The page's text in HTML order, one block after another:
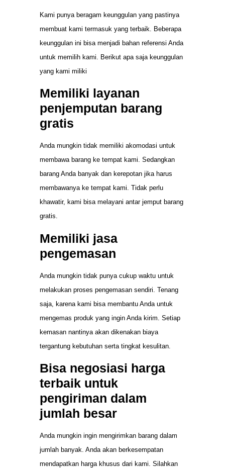
Kami punya beragam keunggulan yang pastinya
membuat kami termasuk yang terbaik. Beberapa
keunggulan ini bisa menjadi bahan referensi Anda
untuk memilih kami. Berikut apa saja keunggulan
yang kami miliki
Memiliki layanan
penjemputan barang
gratis
Anda mungkin tidak memiliki akomodasi untuk
membawa barang ke tempat kami. Sedangkan
barang Anda banyak dan kerepotan jika harus
membawanya ke tempat kami. Tidak perlu
khawatir, kami bisa melayani antar jemput barang
gratis.
Memiliki jasa
pengemasan
Anda mungkin tidak punya cukup waktu untuk
melakukan proses pengemasan sendiri. Tenang
saja, karena kami bisa membantu Anda untuk
mengemas produk yang ingin Anda kirim. Setiap
kemasan nantinya akan dikenakan biaya
tergantung kebutuhan serta tingkat kesulitan.
Bisa negosiasi harga
terbaik untuk
pengiriman dalam
jumlah besar
Anda mungkin ingin mengirimkan barang dalam
jumlah banyak. Anda akan berkesempatan
mendapatkan harga khusus dari kami. Silahkan